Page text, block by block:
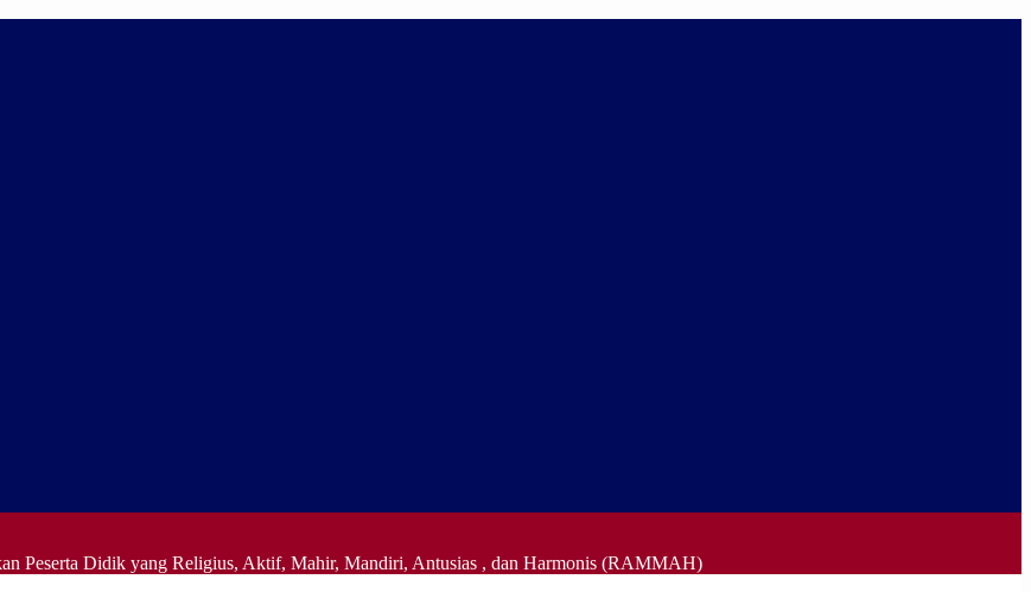
Peserta Didik yang Religius, Aktif, Mahir, Mandiri, Antusias , dan Harmonis (RAMMAH)